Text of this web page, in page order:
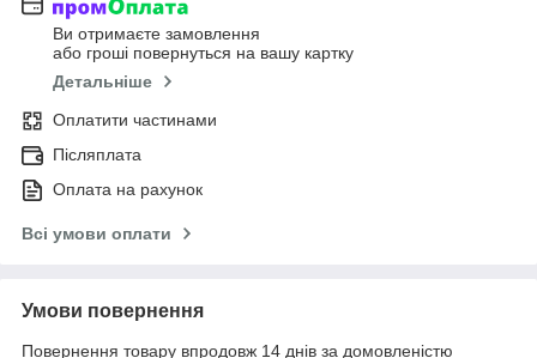
Ви отримаєте замовлення
або гроші повернуться на вашу картку
Детальніше
Оплатити частинами
Післяплата
Оплата на рахунок
Всі умови оплати
Умови повернення
Повернення товару впродовж 14 днів за домовленістю